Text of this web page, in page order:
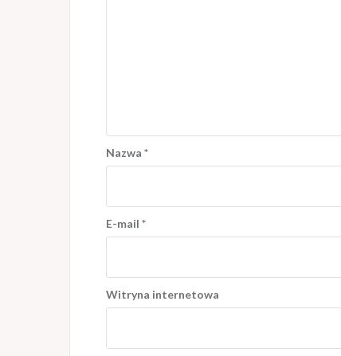
Nazwa *
E-mail *
Witryna internetowa